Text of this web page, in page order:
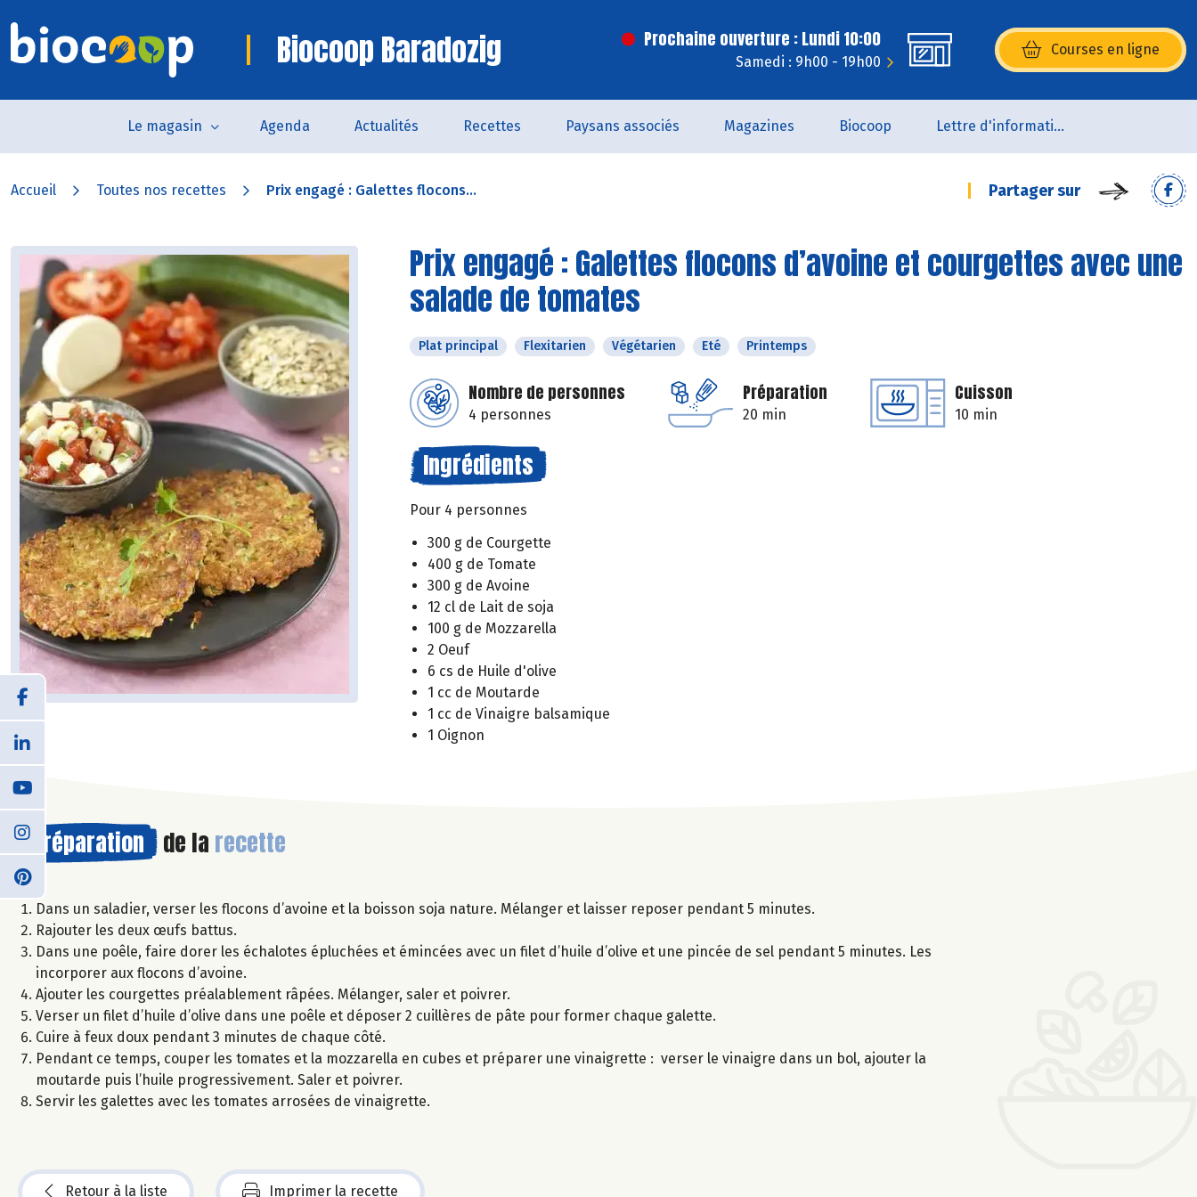
Biocoop Baradozig Prochaine ouverture : Lundi 10:00
Samedi : 9h00 - 19h00
Courses en ligne
(s’ouvre dans une nouvelle
Le magasin Agenda Actualités Recettes Paysans associés Magazines Biocoop Lettre d'information de la Maison de la Bio
Accueil Toutes nos recettes Prix engagé : Galettes flocons... Partager sur
Prix engagé : Galettes flocons d’avoine et courgettes avec une
salade de tomates
Plat principal Flexitarien Végétarien Eté Printemps
Nombre de personnes
4 personnes
Préparation
20 min
Cuisson
10 min
Ingrédients
Pour 4 personnes
300 g de Courgette
400 g de Tomate
300 g de Avoine
12 cl de Lait de soja
100 g de Mozzarella
2 Oeuf
6 cs de Huile d'olive
1 cc de Moutarde
1 cc de Vinaigre balsamique
1 Oignon
Préparation de la recette
Dans un saladier, verser les flocons d’avoine et la boisson soja nature. Mélanger et laisser reposer pendant 5 minutes.
Rajouter les deux œufs battus.
Dans une poêle, faire dorer les échalotes épluchées et émincées avec un filet d’huile d’olive et une pincée de sel pendant 5 minutes. Les
incorporer aux flocons d’avoine.
Ajouter les courgettes préalablement râpées. Mélanger, saler et poivrer.
Verser un filet d’huile d’olive dans une poêle et déposer 2 cuillères de pâte pour former chaque galette.
Cuire à feux doux pendant 3 minutes de chaque côté.
Pendant ce temps, couper les tomates et la mozzarella en cubes et préparer une vinaigrette : verser le vinaigre dans un bol, ajouter la
moutarde puis l’huile progressivement. Saler et poivrer.
Servir les galettes avec les tomates arrosées de vinaigrette.
Retour à la liste Imprimer la recette